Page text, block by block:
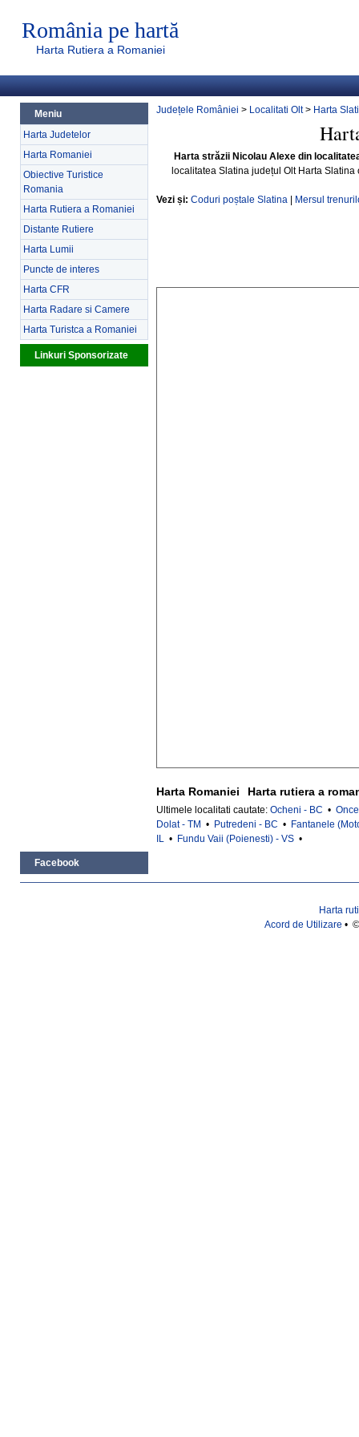
România pe hartă
Harta Rutiera a Romaniei
Meniu
Harta Judetelor
Harta Romaniei
Obiective Turistice
Romania
Harta Rutiera a Romaniei
Distante Rutiere
Harta Lumii
Puncte de interes
Harta CFR
Harta Radare si Camere
Harta Turistca a Romaniei
Linkuri Sponsorizate
Facebook
Județele României > Localitati Olt> Harta
Harta străzii Nicolau Alexe din
localitatea Slatina județul Olt Harta
Vezi și: Coduri poștale Slatina Mersul
Harta Romaniei Harta rutiera a
Ultimele localitati cautate: Ocheni - BC •
Dolat - TM • Putredeni - BC • Fantanele
IL • Fundu Vaii (Poienesti) - VS •
Harta
Acord de Utilizare •